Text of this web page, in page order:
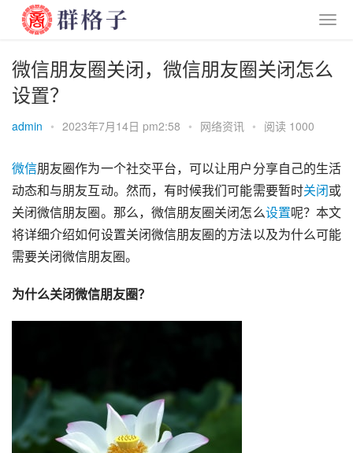
微信朋友圈关闭，微信朋友圈关闭怎么
设置？
admin • 2023年7月14日 pm2:58 • 网络资讯 • 阅读 1000
微信朋友圈作为一个社交平台，可以让用户分享自己的生活
动态和与朋友互动。然而，有时候我们可能需要暂时关闭或
关闭微信朋友圈。那么，微信朋友圈关闭怎么设置呢？本文
将详细介绍如何设置关闭微信朋友圈的方法以及为什么可能
需要关闭微信朋友圈。
为什么关闭微信朋友圈？